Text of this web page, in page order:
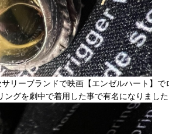
リーブランドで映画【エンゼルハート】で
ングを劇中で着用した事で有名になりました